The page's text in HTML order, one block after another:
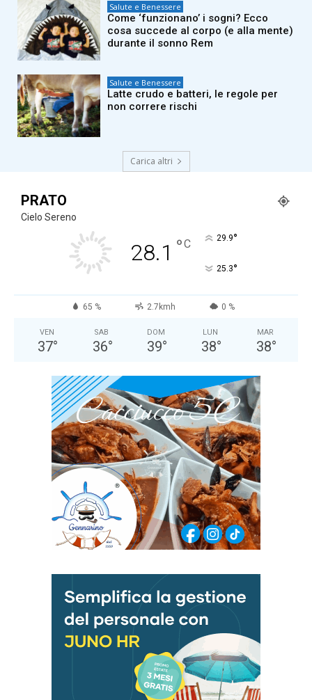
Salute e Benessere
Come ‘funzionano’ i sogni? Ecco
cosa succede al corpo (e alla mente)
durante il sonno Rem
Salute e Benessere
Latte crudo e batteri, le regole per
non correre rischi
Carica altri
PRATO
Cielo Sereno
28.1 °C 29.9°
25.3°
65 % 2.7kmh 0 %
VEN
37°
SAB
36°
DOM
39°
LUN
38°
MAR
38°